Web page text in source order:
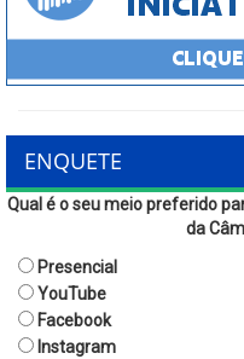
ENQUETE
Qual é o seu meio preferido
da
Presencial
YouTube
Facebook
Instagram